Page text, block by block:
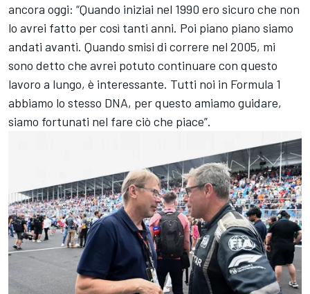
ancora oggi: “Quando iniziai nel 1990 ero sicuro che non
lo avrei fatto per così tanti anni. Poi piano piano siamo
andati avanti. Quando smisi di correre nel 2005, mi
sono detto che avrei potuto continuare con questo
lavoro a lungo, è interessante. Tutti noi in Formula 1
abbiamo lo stesso DNA, per questo amiamo guidare,
siamo fortunati nel fare ciò che piace”.